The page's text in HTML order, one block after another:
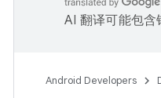
AI 翻译可能包含
Android Developers